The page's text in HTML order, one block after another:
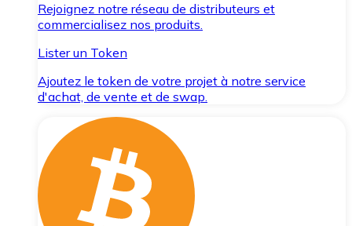
Rejoignez notre réseau de distributeurs et
commercialisez nos produits.
Lister un Token
Ajoutez le token de votre projet à notre service
d'achat, de vente et de swap.